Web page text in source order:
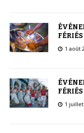
1 août
1 juillet